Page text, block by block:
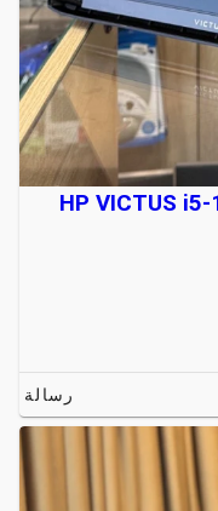
HP VICTUS
رسالة